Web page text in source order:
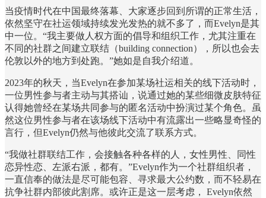
当疫情时代在中国最终落幕、大家逐步回到所谓的正常生活，
依然坚守在社运领域持续发光发热的就不多了，而Evelyn是其
中一位。“我主要做人权方面的倡导和组织工作，尤其注重在
不同的社群之间建立联结（building connection），所以也会去
伦敦以外的地方到处跑。”她如是自我介绍道。
2023年的秋天，当Evelyn在参加某场社运相关的线下活动时，
一位男性参与者主动与其搭讪，说通过她的某些细微皮肤特征
认得她曾经在某场共同参与的匿名活动中扮演过某个角色。虽
然这位男性参与者在该场线下活动中有流露出一些略显奇怪的
言行，但Evelyn仍然与他彼此交流了联系方式。
“我做社群联结工作，会接触各种各样的人，女性男性、同性
恋异性恋、左派右派，都有。”Evelyn作为一个社群组织者，
一直信奉的做法是尽可能包容、寻求最大公约数，而不轻易在
抗争社群内部彼此割席。或许正是这一层考虑， Evelyn依然